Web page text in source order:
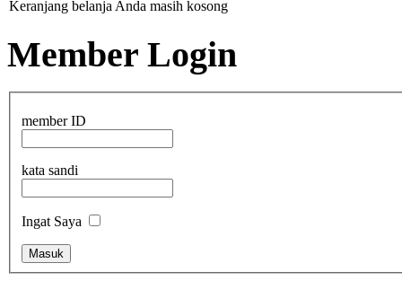
Keranjang belanja Anda masih kosong
Member Login
member ID
kata sandi
Ingat Saya